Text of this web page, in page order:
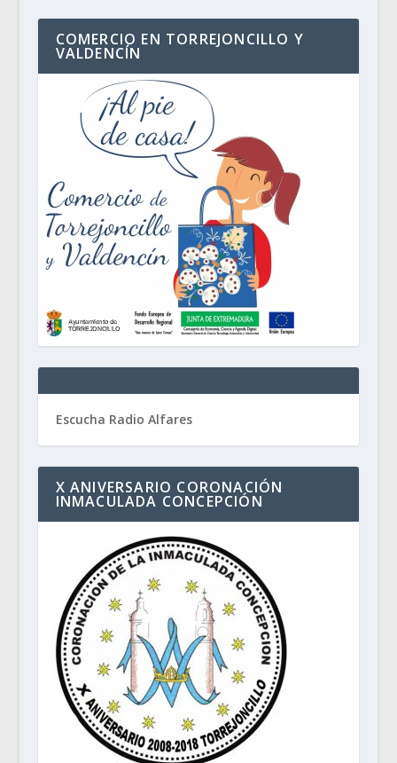
COMERCIO EN TORREJONCILLO Y
VALDENCÍN
Escucha Radio Alfares
X ANIVERSARIO CORONACIÓN
INMACULADA CONCEPCIÓN